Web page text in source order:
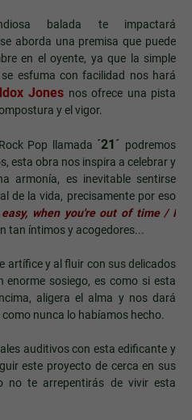
balada te impactará
aborda una premisa que puede
en el oyente, ya que la simple
esfuma con facilidad nos hará
Jones nos ofrece una pista
y el vigor.
Pop llamada ´21´ podremos
esta obra nos inspira a celebrar y
armonía, es inevitable sentirse
de la vida, precisamente por eso
when you're out of time / I
tan íntimos y acogedores...
artífice y al fluir con sus delicados
sosiego, es como si esta
aligera el alma y nos dará
nunca lo habíamos hecho.
auditivos con esta edificante y
este proyecto de cerca en sus
no te arrepentirás de vivir esta